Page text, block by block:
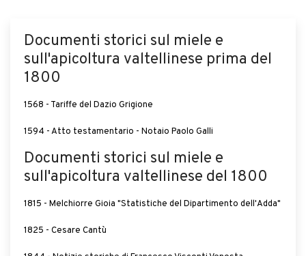
Documenti storici sul miele e
sull'apicoltura valtellinese prima del
1800
1568 - Tariffe del Dazio Grigione
1594 - Atto testamentario - Notaio Paolo Galli
Documenti storici sul miele e
sull'apicoltura valtellinese del 1800
1815 - Melchiorre Gioia "Statistiche del Dipartimento dell'Adda"
1825 - Cesare Cantù